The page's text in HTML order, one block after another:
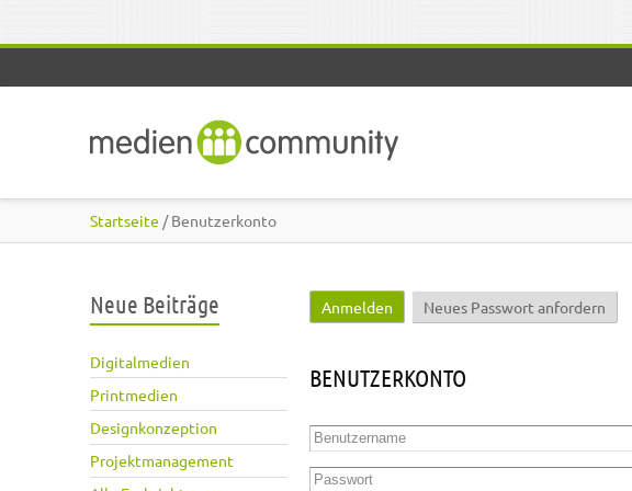
Startseite / Benutzerkonto
Neue Beiträge
Digitalmedien
Printmedien
Designkonzeption
Projektmanagement
Haupt-Reiter
Anmelden (aktiver Reiter)
Neues Passwort anfordern
BENUTZERKONTO
Benutzername
Passwort